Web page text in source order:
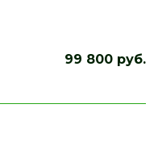
99 800 руб.